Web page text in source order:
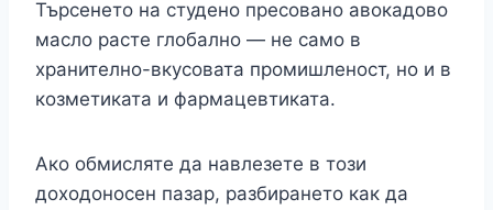
Търсенето на студено пресовано авокадово
масло расте глобално — не само в
хранително-вкусовата промишленост, но и в
козметиката и фармацевтиката.
Ако обмисляте да навлезете в този
доходоносен пазар, разбирането как да